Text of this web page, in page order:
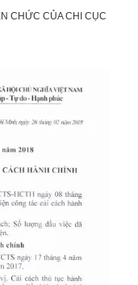
CHỨC CỦA CHI CỤC